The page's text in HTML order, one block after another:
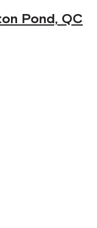
Pond, QC